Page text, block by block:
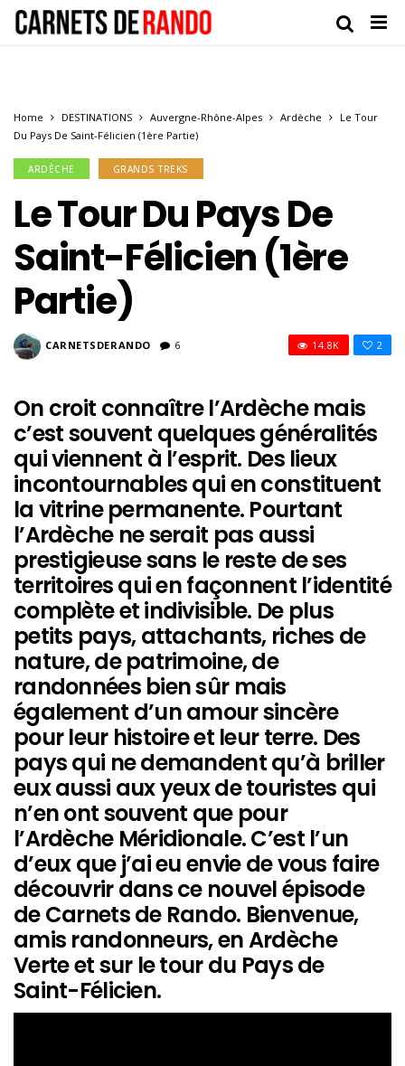
Home DESTINATIONS Auvergne-Rhône-Alpes Ardèche
Le Tour
Du Pays De Saint-Félicien (1ère Partie)
ARDÈCHE GRANDS TREKS
Le Tour Du Pays De
Saint-Félicien (1ère
Partie)
CARNETSDERANDO 6 2
14.8K
On croit connaître l’Ardèche mais
c’est souvent quelques généralités
qui viennent à l’esprit. Des lieux
incontournables qui en constituent
la vitrine permanente. Pourtant
l’Ardèche ne serait pas aussi
prestigieuse sans le reste de ses
territoires qui en façonnent l’identité
complète et indivisible. De plus
petits pays, attachants, riches de
nature, de patrimoine, de
randonnées bien sûr mais
également d’un amour sincère
pour leur histoire et leur terre. Des
pays qui ne demandent qu’à briller
eux aussi aux yeux de touristes qui
n’en ont souvent que pour
l’Ardèche Méridionale. C’est l’un
d’eux que j’ai eu envie de vous faire
découvrir dans ce nouvel épisode
de Carnets de Rando. Bienvenue,
amis randonneurs, en Ardèche
Verte et sur le tour du Pays de
Saint-Félicien.